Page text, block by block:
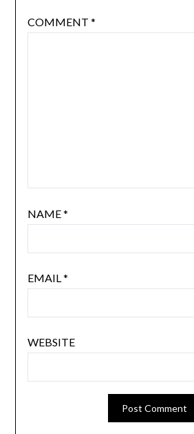
COMMENT *
NAME*
EMAIL*
WEBSITE